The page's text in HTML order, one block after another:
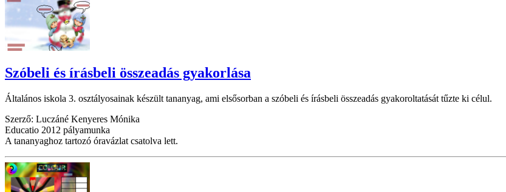
Szóbeli és írásbeli összeadás gyakorlása
Általános iskola 3. osztályosainak készült tananyag, ami elsősorban a szóbeli és írásbeli összeadás gyakoroltatását tűzte ki célul.
Szerző: Luczáné Kenyeres Mónika
Educatio 2012 pályamunka
A tananyaghoz tartozó óravázlat csatolva lett.